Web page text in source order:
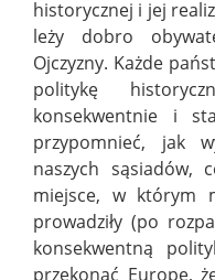
historycznej i jej
leży dobro
Ojczyzny. Każde
politykę
konsekwentnie i
przypomnieć, jak
naszych sąsiadów,
miejsce, w którym
prowadziły (po
konsekwentną
przekonać Europę,